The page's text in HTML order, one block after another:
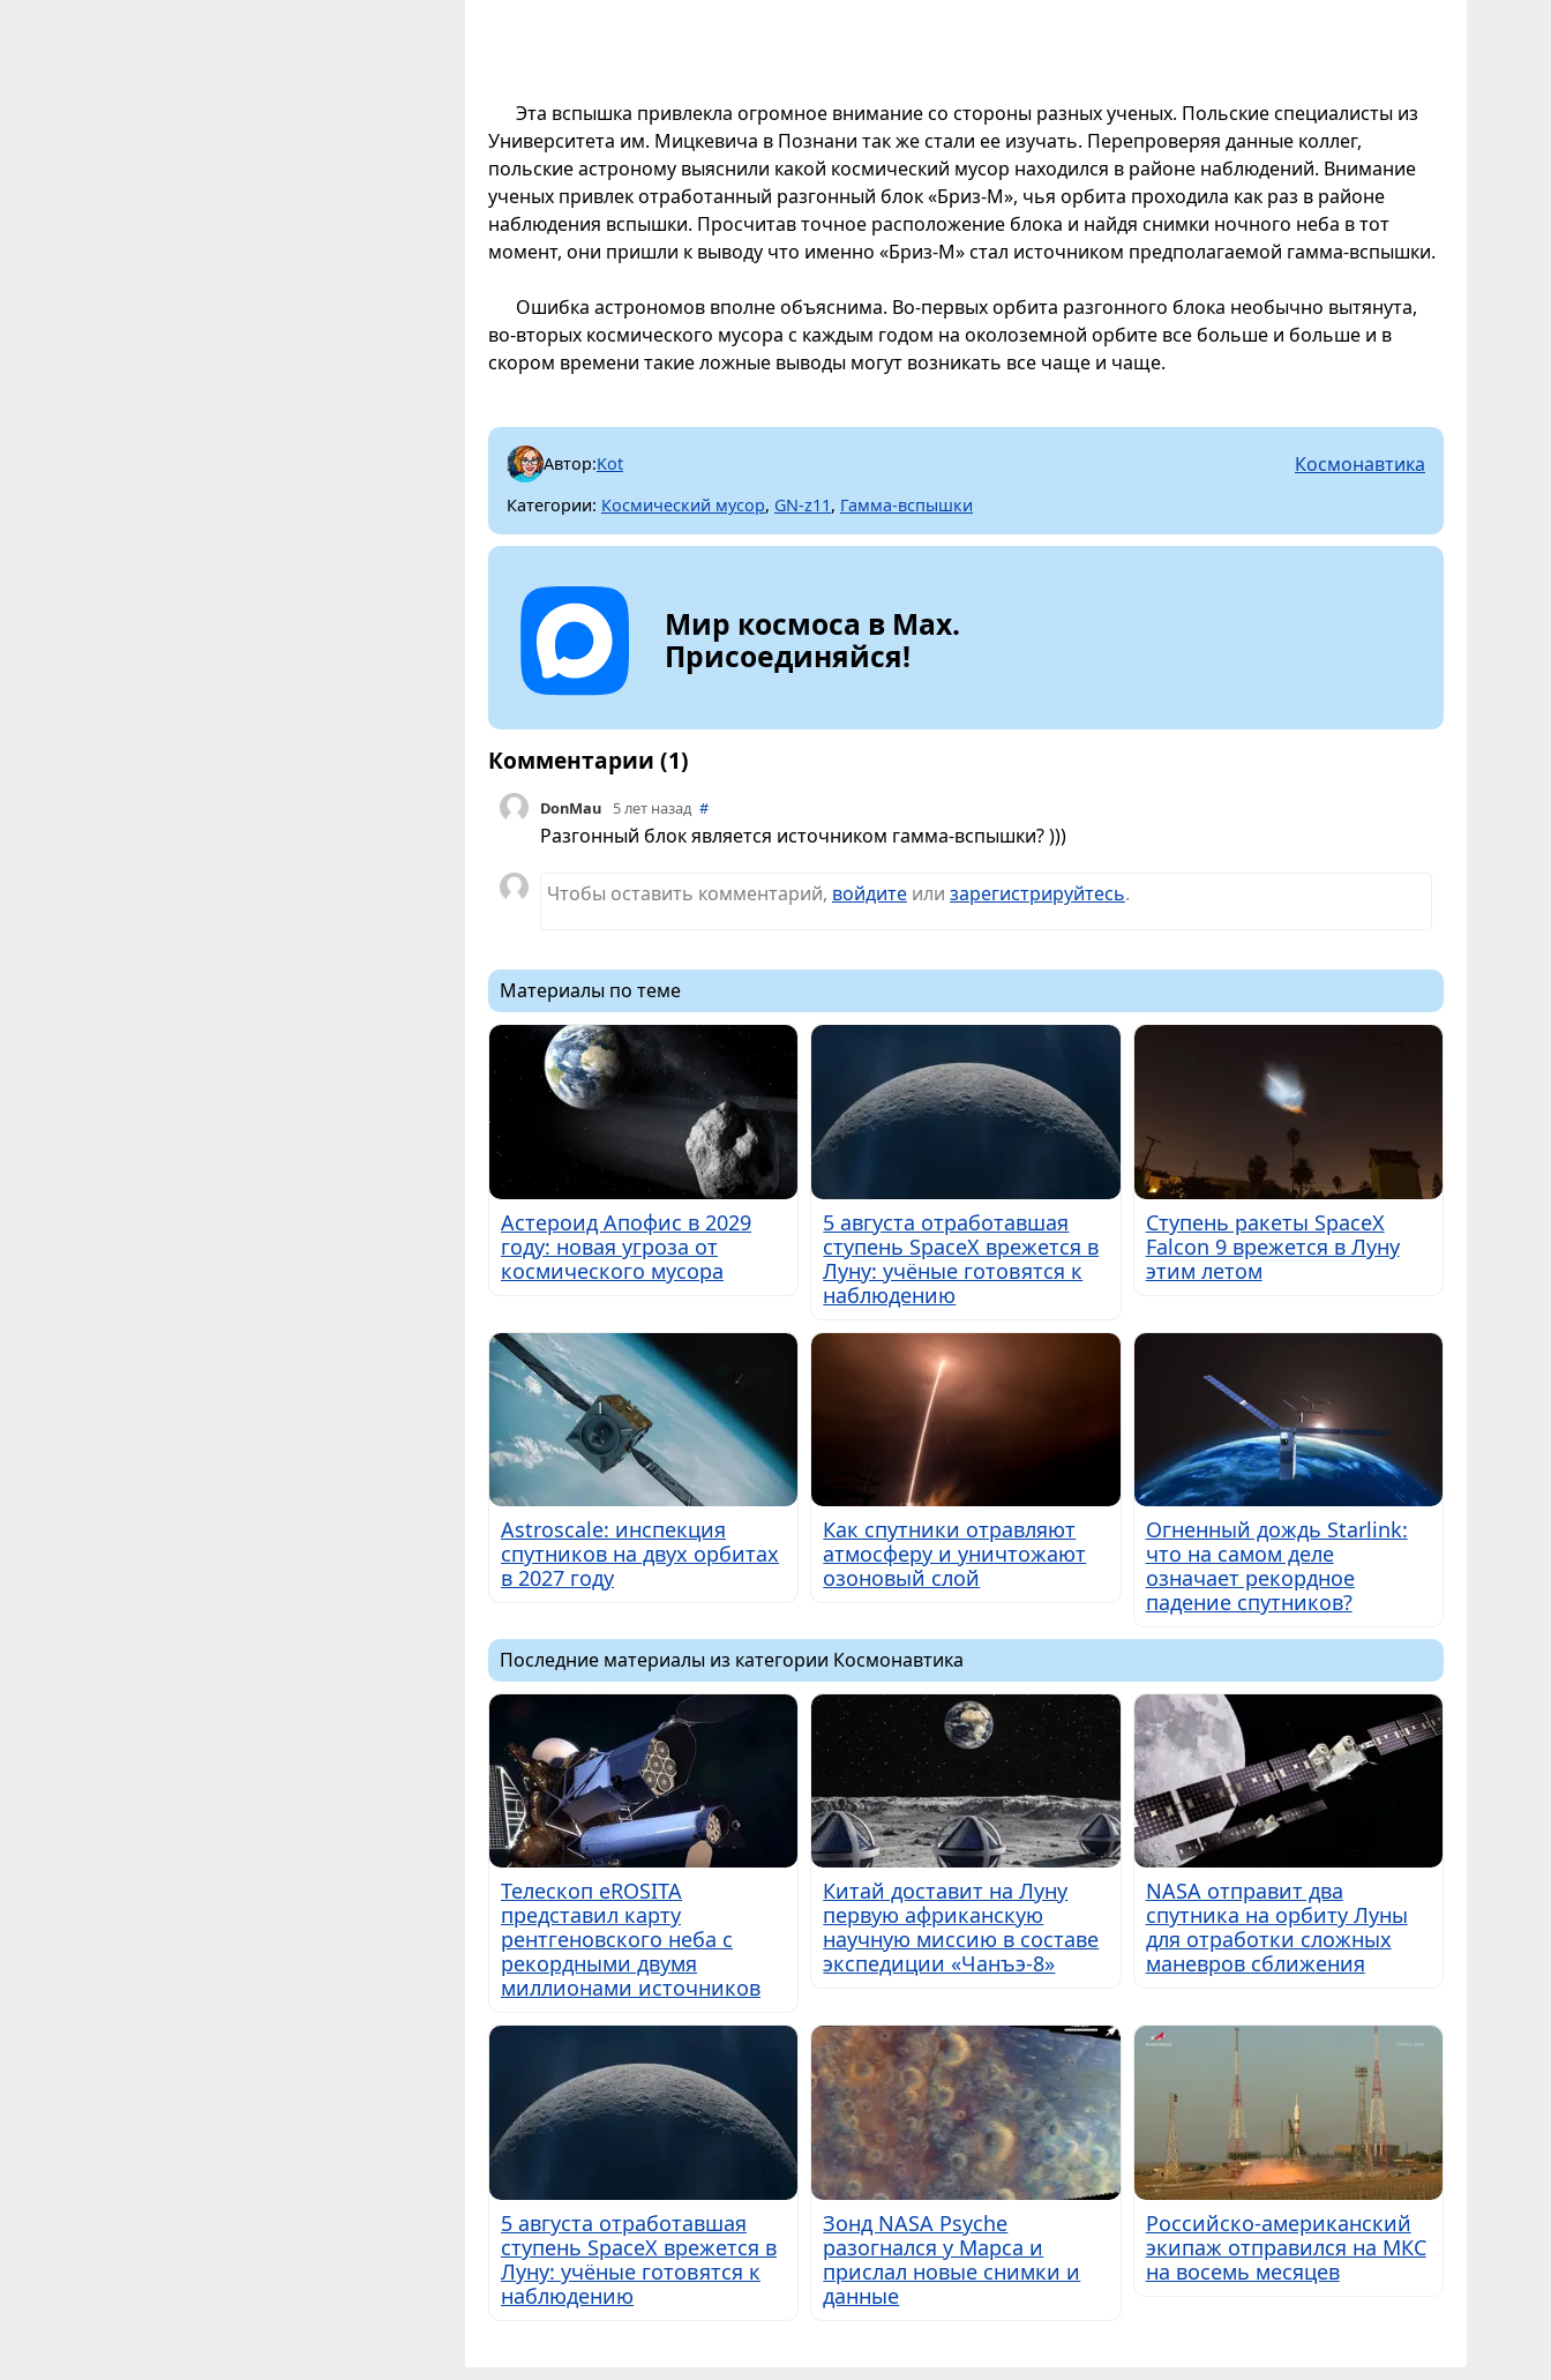
Эта вспышка привлекла огромное внимание со стороны разных ученых. Польские специалисты из
Университета им. Мицкевича в Познани так же стали ее изучать. Перепроверяя данные коллег,
польские астроному выяснили какой космический мусор находился в районе наблюдений. Внимание
ученых привлек отработанный разгонный блок «Бриз-М», чья орбита проходила как раз в районе
наблюдения вспышки. Просчитав точное расположение блока и найдя снимки ночного неба в тот
момент, они пришли к выводу что именно «Бриз-М» стал источником предполагаемой гамма-вспышки.
Ошибка астрономов вполне объяснима. Во-первых орбита разгонного блока необычно вытянута,
во-вторых космического мусора с каждым годом на околоземной орбите все больше и больше и в
скором времени такие ложные выводы могут возникать все чаще и чаще.
Автор:Kot Космонавтика
Категории: Космический мусор, GN-z11 , Гамма-вспышки
Мир космоса в Max.
Присоединяйся!
Комментарии (1)
DonMau 5 лет назад #
Разгонный блок является источником гамма-вспышки? )))
Чтобы оставить комментарий, войдите или зарегистрируйтесь.
Материалы по теме
Астероид Апофис в 2029
году: новая угроза от
космического мусора
5 августа отработавшая
ступень SpaceX врежется в
Луну: учёные готовятся к
наблюдению
Ступень ракеты SpaceX
Falcon 9 врежется в Луну
этим летом
Astroscale: инспекция
спутников на двух орбитах
в 2027 году
Как спутники отравляют
атмосферу и уничтожают
озоновый слой
Огненный дождь Starlink:
что на самом деле
означает рекордное
падение спутников?
Последние материалы из категории Космонавтика
Телескоп eROSITA
представил карту
рентгеновского неба с
рекордными двумя
миллионами источников
Китай доставит на Луну
первую африканскую
научную миссию в составе
экспедиции «Чанъэ-8»
NASA отправит два
спутника на орбиту Луны
для отработки сложных
маневров сближения
5 августа отработавшая
ступень SpaceX врежется в
Луну: учёные готовятся к
наблюдению
Зонд NASA Psyche
разогнался у Марса и
прислал новые снимки и
данные
Российско-американский
экипаж отправился на МКС
на восемь месяцев